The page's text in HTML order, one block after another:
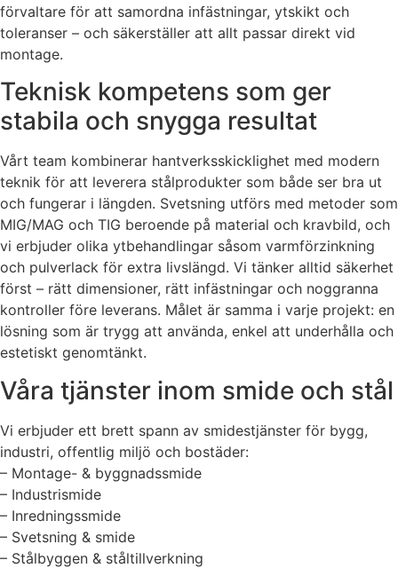
förvaltare för att samordna infästningar, ytskikt och
toleranser – och säkerställer att allt passar direkt vid
montage.
Teknisk kompetens som ger
stabila och snygga resultat
Vårt team kombinerar hantverksskicklighet med modern
teknik för att leverera stålprodukter som både ser bra ut
och fungerar i längden. Svetsning utförs med metoder som
MIG/MAG och TIG beroende på material och kravbild, och
vi erbjuder olika ytbehandlingar såsom varmförzinkning
och pulverlack för extra livslängd. Vi tänker alltid säkerhet
först – rätt dimensioner, rätt infästningar och noggranna
kontroller före leverans. Målet är samma i varje projekt: en
lösning som är trygg att använda, enkel att underhålla och
estetiskt genomtänkt.
Våra tjänster inom smide och stål
Vi erbjuder ett brett spann av smidestjänster för bygg,
industri, offentlig miljö och bostäder:
– Montage- & byggnadssmide
– Industrismide
– Inredningssmide
– Svetsning & smide
– Stålbyggen & ståltillverkning